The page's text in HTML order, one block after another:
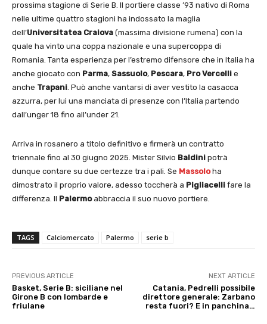
prossima stagione di Serie B. Il portiere classe ’93 nativo di Roma
nelle ultime quattro stagioni ha indossato la maglia
dell’Universitatea Craiova (massima divisione rumena) con la
quale ha vinto una coppa nazionale e una supercoppa di
Romania. Tanta esperienza per l’estremo difensore che in Italia ha
anche giocato con Parma, Sassuolo, Pescara, Pro Vercelli e
anche Trapani. Può anche vantarsi di aver vestito la casacca
azzurra, per lui una manciata di presenze con l’Italia partendo
dall’unger 18 fino all’under 21.
Arriva in rosanero a titolo definitivo e firmerà un contratto
triennale fino al 30 giugno 2025. Mister Silvio Baldini potrà
dunque contare su due certezze tra i pali. Se Massoloha
dimostrato il proprio valore, adesso toccherà a Pigliacelli fare la
differenza. Il Palermoabbraccia il suo nuovo portiere.
TAGS Calciomercato Palermo serie b
PREVIOUS ARTICLE
Basket, Serie B: siciliane nel
Girone B con lombarde e
friulane
NEXT ARTICLE
Catania, Pedrelli possibile
direttore generale: Zarbano
resta fuori? E in panchina…